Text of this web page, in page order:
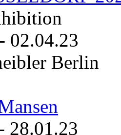
- 02.04.23
Berlin
28.01.23